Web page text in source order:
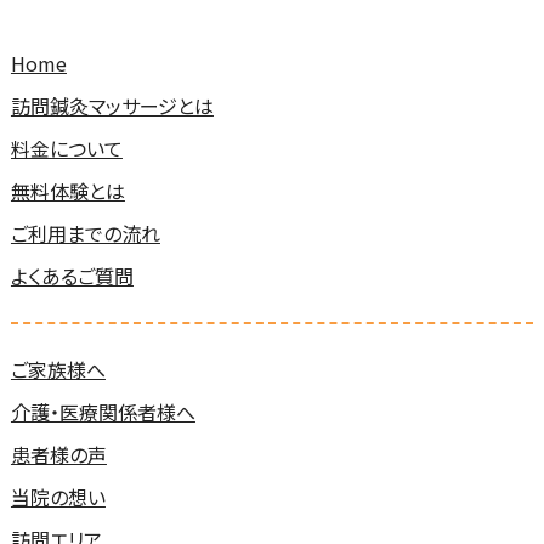
Home
訪問鍼灸マッサージとは
料金について
無料体験とは
ご利用までの流れ
よくあるご質問
ご家族様へ
介護・医療関係者様へ
患者様の声
当院の想い